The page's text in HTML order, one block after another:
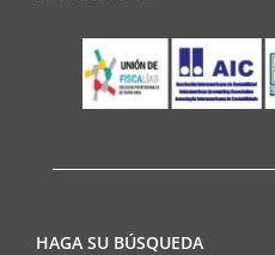
HAGA SU BÚSQUEDA